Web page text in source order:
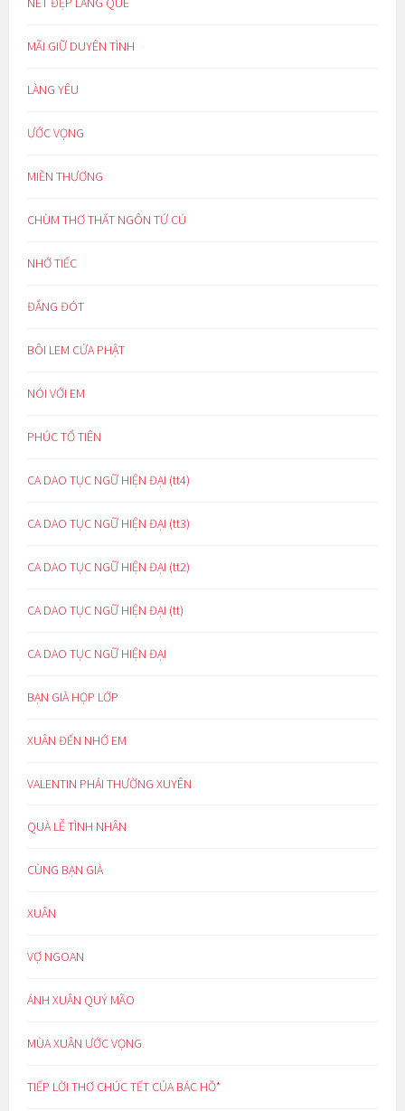
MÃI GIỮ DUYÊN TÌNH
LÀNG YÊU
ƯỚC VỌNG
MIỀN THƯƠNG
CHÙM THƠ THẤT NGÔN TỨ CÚ
NHỚ TIẾC
ĐẮNG ĐÓT
BÔI LEM CỬA PHẬT
NÓI VỚI EM
PHÚC TỔ TIÊN
CA DAO TỤC NGỮ HIỆN ĐẠI (tt4)
CA DAO TỤC NGỮ HIỆN ĐẠI (tt3)
CA DAO TỤC NGỮ HIỆN ĐẠI (tt2)
CA DAO TỤC NGỮ HIỆN ĐẠI (tt)
CA DAO TỤC NGỮ HIỆN ĐẠI
BẠN GIÀ HỌP LỚP
XUÂN ĐẾN NHỚ EM
VALENTIN PHẢI THƯỜNG XUYÊN
QUÀ LỄ TÌNH NHÂN
CÙNG BẠN GIÀ
XUÂN
VỢ NGOAN
ÁNH XUÂN QUÝ MÃO
MÙA XUÂN ƯỚC VỌNG
TIẾP LỜI THƠ CHÚC TẾT CỦA BÁC HỒ*